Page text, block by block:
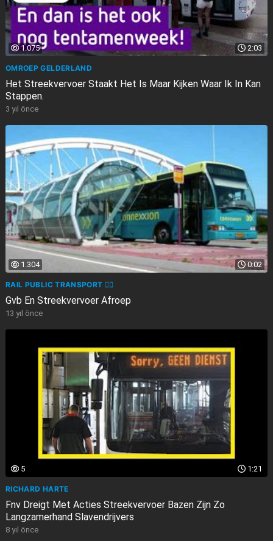
2:03
1.075
OMROEP GELDERLAND
Het Streekvervoer Staakt Het Is Maar Kijken Waar Ik In Kan
Stappen.
3 yıl önce
0:02
1.304
RAIL PUBLIC TRANSPORT 🏳️‍🌈
Gvb En Streekvervoer Afroep
13 yıl önce
1:21
5
RICHARD HARTE
Fnv Dreigt Met Acties Streekvervoer Bazen Zijn Zo
Langzamerhand Slavendrijvers
8 yıl önce